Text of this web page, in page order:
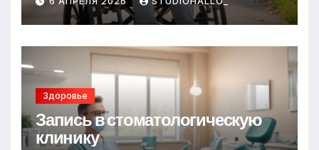
Здоровье
Запись в стоматологическую
клинику